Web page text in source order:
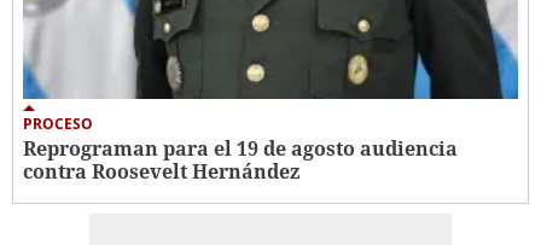
PROCESO
Reprograman para el 19 de agosto audiencia
contra Roosevelt Hernández